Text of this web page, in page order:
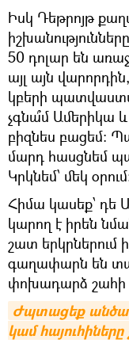
​Իսկ Դեթրոյթ
50 դոլար են
այլ այն
կբերի
չգնա՞մ Ամերիկա
բիզնես բացեմ։
մարդ հասցնեմ
Կրկնեմ՝ մեկ
Հիմա կասեք՝ դե
կարող է իրեն
շատ երկրներում
գաղափարն են
փոխադարձ շահի
Ժպտացեք
կամ հայուհիները